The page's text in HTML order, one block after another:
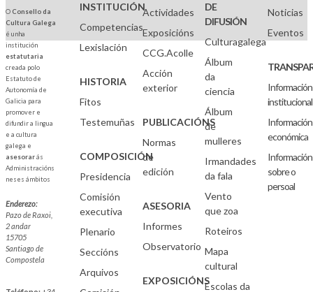
O Consello da
Cultura Galega
é unha
institución
estatutaria
creada polo
Estatuto de
Autonomía de
Galicia para
promover e
difundir a lingua
e a cultura
galega e
asesorarás
Administracións
neses ámbitos
Enderezo:
Pazo de Raxoi,
2 andar
15705
Santiago de
Compostela
INSTITUCIÓN
Competencias
Lexislación
HISTORIA
Fitos
Testemuñas
COMPOSICIÓN
Presidencia
Comisión
executiva
Plenario
Seccións
Arquivos
Actividades
Exposicións
CCG.Acolle
Acción
exterior
PUBLICACIÓNS
Normas
de
edición
ASESORIA
Informes
Observatorio
EXPOSICIÓNS
DE
DIFUSIÓN
Culturagalega
Álbum
da
ciencia
Álbum
de
mulleres
Irmandades
da fala
Vento
que zoa
Roteiros
Mapa
cultural
Escolas da
Noticias
Eventos
Información
institucional
Información
económica
Información
sobre o
persoal